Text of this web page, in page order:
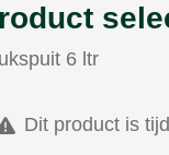
6 ltr
Dit product is